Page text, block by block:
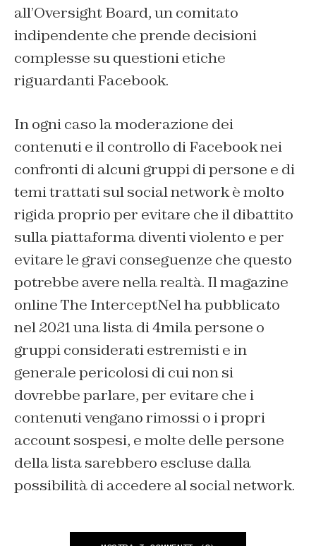
all’Oversight Board, un comitato
indipendente che prende decisioni
complesse su questioni etiche
riguardanti Facebook.
In ogni caso la moderazione dei
contenuti e il controllo di Facebook nei
confronti di alcuni gruppi di persone e di
temi trattati sul social network è molto
rigida proprio per evitare che il dibattito
sulla piattaforma diventi violento e per
evitare le gravi conseguenze che questo
potrebbe avere nella realtà. Il magazine
onlineThe InterceptNel ha pubblicato
nel 2021 una lista di 4mila persone o
gruppi considerati estremisti e in
generale pericolosi di cui non si
dovrebbe parlare, per evitare che i
contenuti vengano rimossi o i propri
account sospesi, e molte delle persone
della lista sarebbero escluse dalla
possibilità di accedere al social network.